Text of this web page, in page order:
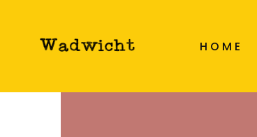
HOME
Actueel